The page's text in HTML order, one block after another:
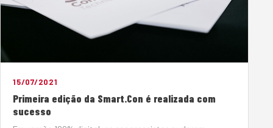
15/07/2021
Primeira edição da Smart.Con é realizada com
sucesso